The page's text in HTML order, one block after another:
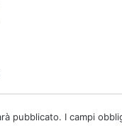
pubblicato. I campi